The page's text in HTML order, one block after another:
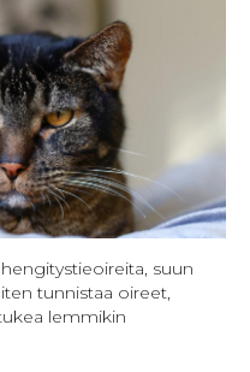
hengitystieoireita, suun
tunnistaa oireet,
lemmikin